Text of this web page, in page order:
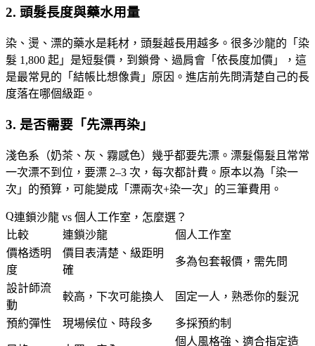
2. 頭髮長度與藥水用量
染、燙、漂的藥水是耗材，頭髮越長用越多。很多沙龍的「染
髮 1,800 起」是短髮價，到鎖骨、過肩會「依長度加價」，這
是最常見的「結帳比想像貴」原因。 進店前先問清楚自己的長
度落在哪個級距 。
3. 是否需要「先漂再染」
淺色系（奶茶、灰、霧感色）幾乎都要先漂。漂髮傷髮且常常
一次漂不到位，要漂 2–3 次，每次都計費。原本以為「染一
次」的預算，可能變成「漂兩次+染一次」的三筆費用。
連鎖沙龍 vs 個人工作室，怎麼選？
比較
連鎖沙龍
個人工作室
價格透明
度
價目表清楚、級距明
確
多為包套報價，需先問
設計師流
動
較高，下次可能換人 固定一人，熟悉你的髮況
預約彈性 現場候位、時段多 多採預約制
個人風格強、適合指定造